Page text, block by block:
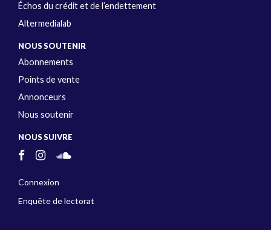
Échos du crédit et de l’endettement
Altermedialab
NOUS SOUTENIR
Abonnements
Points de vente
Annonceurs
Nous soutenir
NOUS SUIVRE
Connexion
Enquête de lectorat